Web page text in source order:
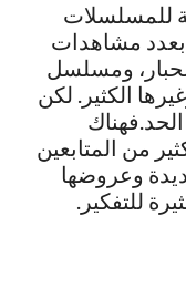
للمسلسلات
مشاهدات
ومسلسل
الكثير. لكن
من المتابعين
وعروضها
للتفكير.